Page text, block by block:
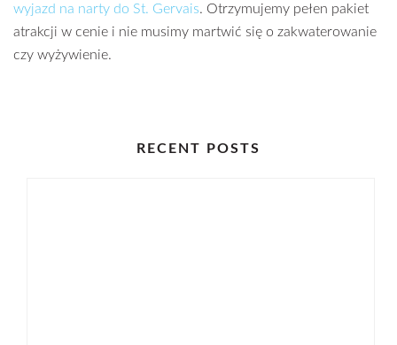
wyjazd na narty do St. Gervais. Otrzymujemy pełen pakiet
atrakcji w cenie i nie musimy martwić się o zakwaterowanie
czy wyżywienie.
RECENT POSTS